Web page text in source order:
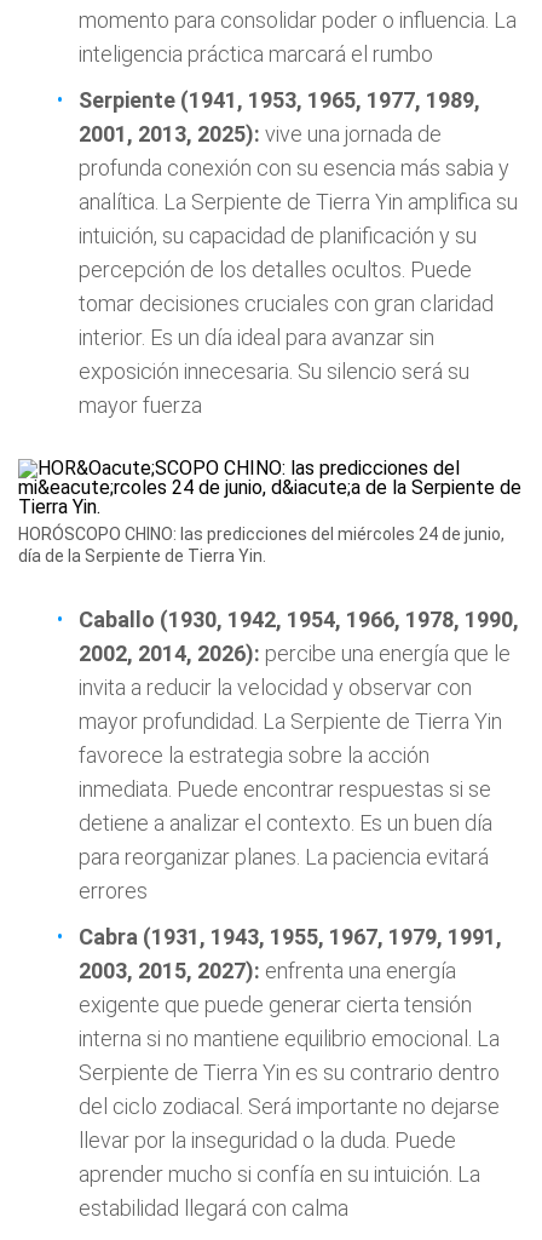
momento para consolidar poder o influencia. La
inteligencia práctica marcará el rumbo
Serpiente (1941, 1953, 1965, 1977, 1989,
2001, 2013, 2025): vive una jornada de
profunda conexión con su esencia más sabia y
analítica. La Serpiente de Tierra Yin amplifica su
intuición, su capacidad de planificación y su
percepción de los detalles ocultos. Puede
tomar decisiones cruciales con gran claridad
interior. Es un día ideal para avanzar sin
exposición innecesaria. Su silencio será su
mayor fuerza
HORÓSCOPO CHINO: las predicciones del miércoles 24 de junio,
día de la Serpiente de Tierra Yin.
Caballo (1930, 1942, 1954, 1966, 1978, 1990,
2002, 2014, 2026): percibe una energía que le
invita a reducir la velocidad y observar con
mayor profundidad. La Serpiente de Tierra Yin
favorece la estrategia sobre la acción
inmediata. Puede encontrar respuestas si se
detiene a analizar el contexto. Es un buen día
para reorganizar planes. La paciencia evitará
errores
Cabra (1931, 1943, 1955, 1967, 1979, 1991,
2003, 2015, 2027): enfrenta una energía
exigente que puede generar cierta tensión
interna si no mantiene equilibrio emocional. La
Serpiente de Tierra Yin es su contrario dentro
del ciclo zodiacal. Será importante no dejarse
llevar por la inseguridad o la duda. Puede
aprender mucho si confía en su intuición. La
estabilidad llegará con calma